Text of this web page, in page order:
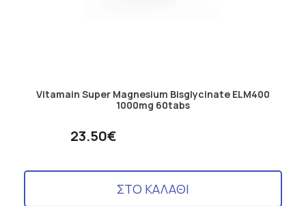
Vitamain Super Magnesium Bisglycinate ELM400
1000mg 60tabs
23.50€
ΣΤΟ ΚΑΛΑΘΙ